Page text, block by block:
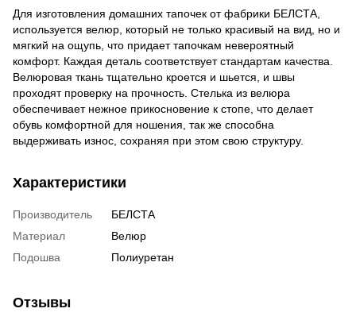
Для изготовления домашних тапочек от фабрики БЕЛСТА,
используется велюр, который не только красивый на вид, но и
мягкий на ощупь, что придает тапочкам невероятный
комфорт. Каждая деталь соответствует стандартам качества.
Велюровая ткань тщательно кроется и шьется, и швы
проходят проверку на прочность. Стелька из велюра
обеспечивает нежное прикосновение к стопе, что делает
обувь комфортной для ношения, так же способна
выдерживать износ, сохраняя при этом свою структуру.
Характеристики
Производитель
БЕЛСТА
Материал
Велюр
Подошва
Полиуретан
Отзывы